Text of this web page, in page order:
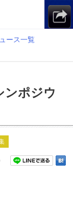
ース一覧
ンポジウ